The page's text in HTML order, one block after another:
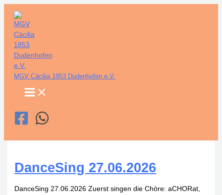
Inhalt
springen
MGV Cäcilia 1853 Dudenhofen e.V.
DanceSing 27.06.2026
DanceSing 27.06.2026 Zuerst singen die Chöre: aCHORat,